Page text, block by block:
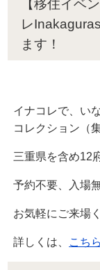
【移住イベ
レ
ます！
イナコレで、い
コレクション（
三重県を含め12
予約不要、入場
お気軽にご来場
詳しくは、 こちら